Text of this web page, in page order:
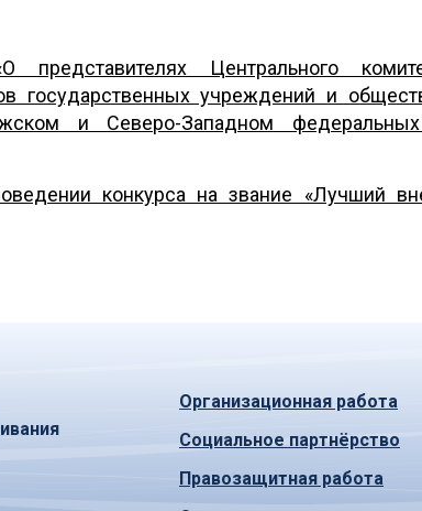
Центрального
государственных учреждений и
и Северо-Западном федеральных
конкурса на звание «Лучший
Организационная работа
Социальное партнёрство
Правозащитная работа